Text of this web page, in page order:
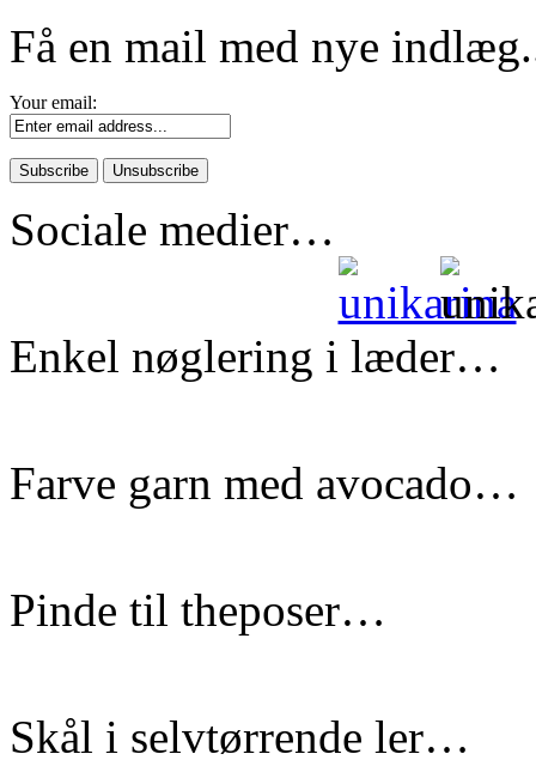
Få en mail med nye
Your email:
Sociale medier…
Enkel nøglering i læder…
Farve garn med avocado…
Pinde til theposer…
Skål i selvtørrende ler…